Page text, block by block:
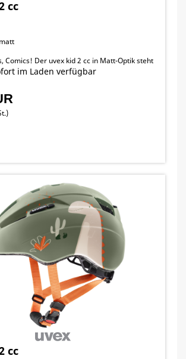
cc
Comics! Der uvex kid 2 cc in Matt-Optik steht
hoch im Kurs. Eltern können beruhigt sein:
Inmould Helm schützt den Nachwuchs
im Laden verfügbar
cc